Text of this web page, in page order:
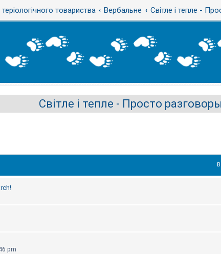
товариства Вербальне Світле і тепле -
Світле і тепле - Просто разговоры
pm